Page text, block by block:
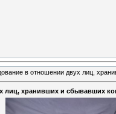
в отношении двух лиц,
лиц, хранивших и сбывавших